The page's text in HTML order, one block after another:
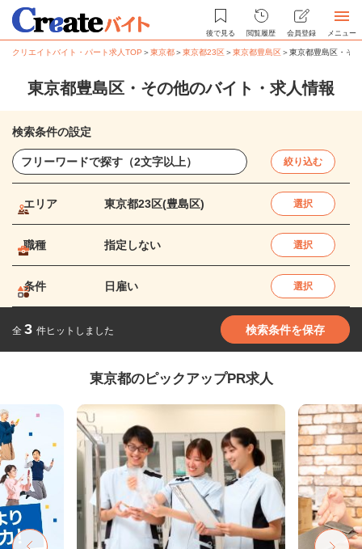
後で見る 閲覧履歴 会員登録 メニュー
クリエイトバイト・パート求人TOP ＞東京都＞東京都23区＞東京都豊島区＞東京都豊島区・そ
東京都豊島区・その他のバイト・求人情報
検索条件の設定
絞り込む
エリア 東京都23区(豊島区) 選択
職種 指定しない 選択
条件 日雇い 選択
全 3 件ヒットしました 検索条件を保存
東京都のピックアップPR求人